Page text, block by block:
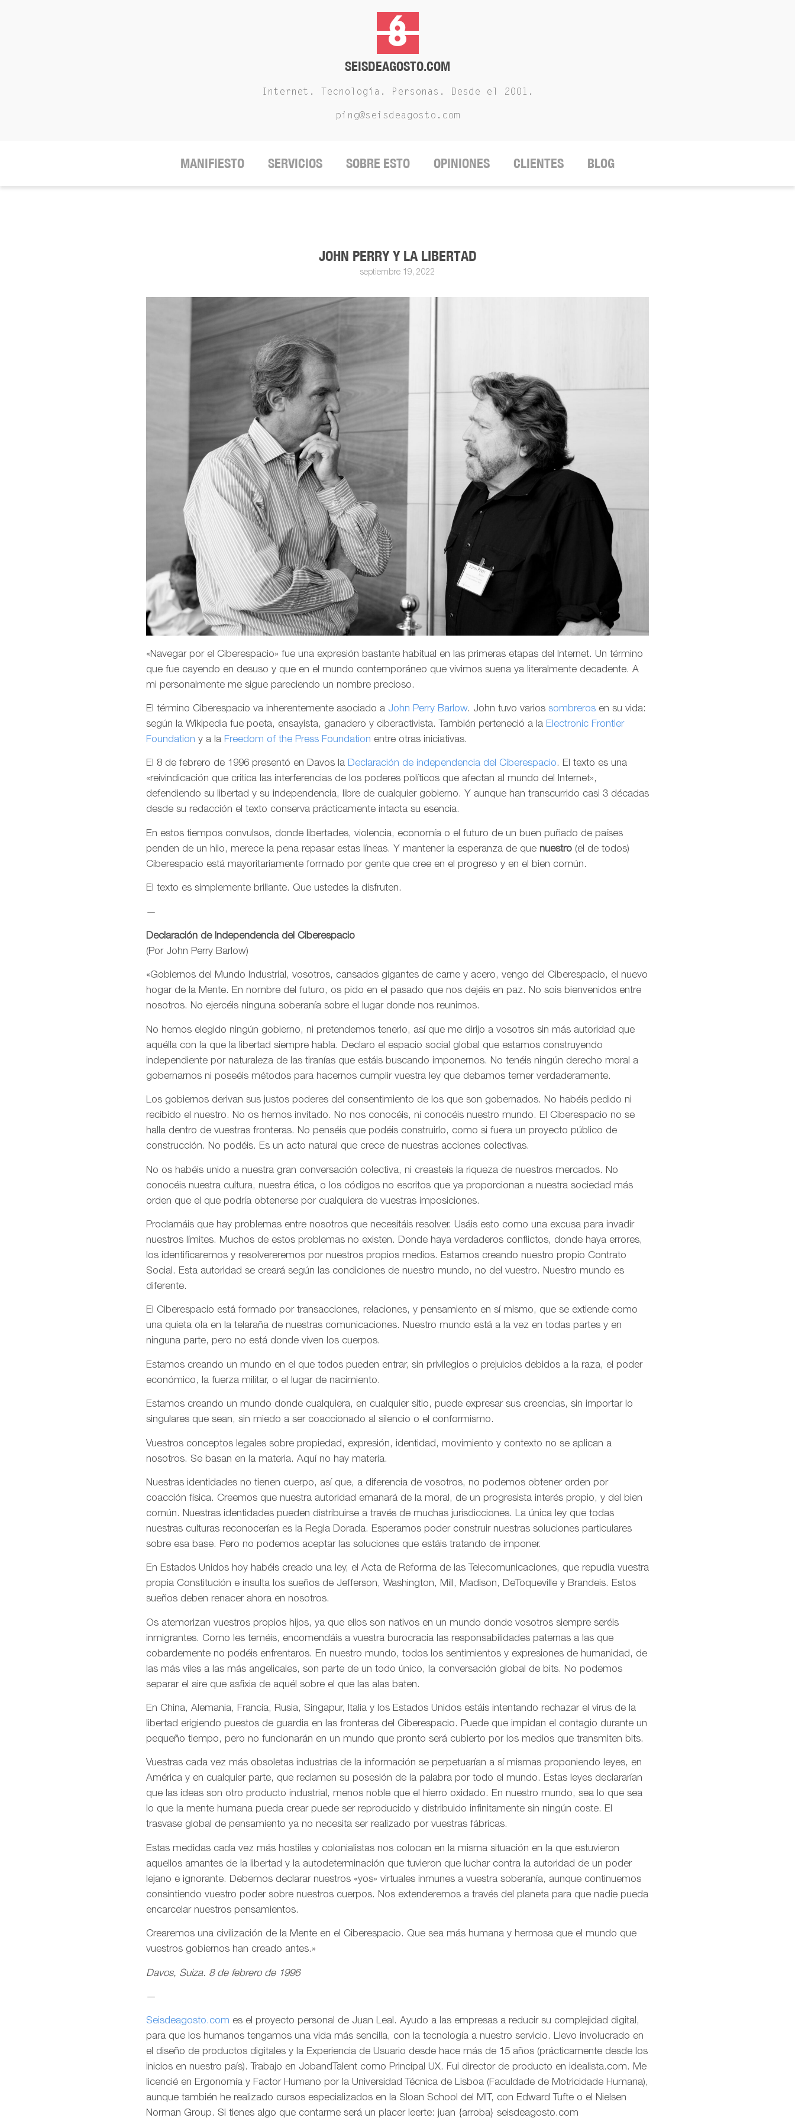
SEISDEAGOSTO.COM
Internet. Tecnología. Personas. Desde el 2001.
ping@seisdeagosto.com
MANIFIESTO SERVICIOS SOBRE ESTO OPINIONES CLIENTES BLOG
JOHN PERRY Y LA LIBERTAD
septiembre 19, 2022
«Navegar por el Ciberespacio» fue una expresión bastante habitual en las primeras etapas del Internet. Un término
que fue cayendo en desuso y que en el mundo contemporáneo que vivimos suena ya literalmente decadente. A
mi personalmente me sigue pareciendo un nombre precioso.
El término Ciberespacio va inherentemente asociado a John Perry Barlow. John tuvo varios sombreros en su vida:
según la Wikipedia fue poeta, ensayista, ganadero y ciberactivista. También perteneció a la Electronic Frontier
Foundation y a la Freedom of the Press Foundation entre otras iniciativas.
El 8 de febrero de 1996 presentó en Davos la Declaración de independencia del Ciberespacio. El texto es una
«reivindicación que critica las interferencias de los poderes políticos que afectan al mundo del Internet»,
defendiendo su libertad y su independencia, libre de cualquier gobierno. Y aunque han transcurrido casi 3 décadas
desde su redacción el texto conserva prácticamente intacta su esencia.
En estos tiempos convulsos, donde libertades, violencia, economía o el futuro de un buen puñado de países
penden de un hilo, merece la pena repasar estas líneas. Y mantener la esperanza de que nuestro (el de todos)
Ciberespacio está mayoritariamente formado por gente que cree en el progreso y en el bien común.
El texto es simplemente brillante. Que ustedes la disfruten.
—
Declaración de Independencia del Ciberespacio
(Por John Perry Barlow)
«Gobiernos del Mundo Industrial, vosotros, cansados gigantes de carne y acero, vengo del Ciberespacio, el nuevo
hogar de la Mente. En nombre del futuro, os pido en el pasado que nos dejéis en paz. No sois bienvenidos entre
nosotros. No ejercéis ninguna soberanía sobre el lugar donde nos reunimos.
No hemos elegido ningún gobierno, ni pretendemos tenerlo, así que me dirijo a vosotros sin más autoridad que
aquélla con la que la libertad siempre habla. Declaro el espacio social global que estamos construyendo
independiente por naturaleza de las tiranías que estáis buscando imponernos. No tenéis ningún derecho moral a
gobernarnos ni poseéis métodos para hacernos cumplir vuestra ley que debamos temer verdaderamente.
Los gobiernos derivan sus justos poderes del consentimiento de los que son gobernados. No habéis pedido ni
recibido el nuestro. No os hemos invitado. No nos conocéis, ni conocéis nuestro mundo. El Ciberespacio no se
halla dentro de vuestras fronteras. No penséis que podéis construirlo, como si fuera un proyecto público de
construcción. No podéis. Es un acto natural que crece de nuestras acciones colectivas.
No os habéis unido a nuestra gran conversación colectiva, ni creasteis la riqueza de nuestros mercados. No
conocéis nuestra cultura, nuestra ética, o los códigos no escritos que ya proporcionan a nuestra sociedad más
orden que el que podría obtenerse por cualquiera de vuestras imposiciones.
Proclamáis que hay problemas entre nosotros que necesitáis resolver. Usáis esto como una excusa para invadir
nuestros límites. Muchos de estos problemas no existen. Donde haya verdaderos conflictos, donde haya errores,
los identificaremos y resolvereremos por nuestros propios medios. Estamos creando nuestro propio Contrato
Social. Esta autoridad se creará según las condiciones de nuestro mundo, no del vuestro. Nuestro mundo es
diferente.
El Ciberespacio está formado por transacciones, relaciones, y pensamiento en sí mismo, que se extiende como
una quieta ola en la telaraña de nuestras comunicaciones. Nuestro mundo está a la vez en todas partes y en
ninguna parte, pero no está donde viven los cuerpos.
Estamos creando un mundo en el que todos pueden entrar, sin privilegios o prejuicios debidos a la raza, el poder
económico, la fuerza militar, o el lugar de nacimiento.
Estamos creando un mundo donde cualquiera, en cualquier sitio, puede expresar sus creencias, sin importar lo
singulares que sean, sin miedo a ser coaccionado al silencio o el conformismo.
Vuestros conceptos legales sobre propiedad, expresión, identidad, movimiento y contexto no se aplican a
nosotros. Se basan en la materia. Aquí no hay materia.
Nuestras identidades no tienen cuerpo, así que, a diferencia de vosotros, no podemos obtener orden por
coacción física. Creemos que nuestra autoridad emanará de la moral, de un progresista interés propio, y del bien
común. Nuestras identidades pueden distribuirse a través de muchas jurisdicciones. La única ley que todas
nuestras culturas reconocerían es la Regla Dorada. Esperamos poder construir nuestras soluciones particulares
sobre esa base. Pero no podemos aceptar las soluciones que estáis tratando de imponer.
En Estados Unidos hoy habéis creado una ley, el Acta de Reforma de las Telecomunicaciones, que repudia vuestra
propia Constitución e insulta los sueños de Jefferson, Washington, Mill, Madison, DeToqueville y Brandeis. Estos
sueños deben renacer ahora en nosotros.
Os atemorizan vuestros propios hijos, ya que ellos son nativos en un mundo donde vosotros siempre seréis
inmigrantes. Como les teméis, encomendáis a vuestra burocracia las responsabilidades paternas a las que
cobardemente no podéis enfrentaros. En nuestro mundo, todos los sentimientos y expresiones de humanidad, de
las más viles a las más angelicales, son parte de un todo único, la conversación global de bits. No podemos
separar el aire que asfixia de aquél sobre el que las alas baten.
En China, Alemania, Francia, Rusia, Singapur, Italia y los Estados Unidos estáis intentando rechazar el virus de la
libertad erigiendo puestos de guardia en las fronteras del Ciberespacio. Puede que impidan el contagio durante un
pequeño tiempo, pero no funcionarán en un mundo que pronto será cubierto por los medios que transmiten bits.
Vuestras cada vez más obsoletas industrias de la información se perpetuarían a sí mismas proponiendo leyes, en
América y en cualquier parte, que reclamen su posesión de la palabra por todo el mundo. Estas leyes declararían
que las ideas son otro producto industrial, menos noble que el hierro oxidado. En nuestro mundo, sea lo que sea
lo que la mente humana pueda crear puede ser reproducido y distribuido infinitamente sin ningún coste. El
trasvase global de pensamiento ya no necesita ser realizado por vuestras fábricas.
Estas medidas cada vez más hostiles y colonialistas nos colocan en la misma situación en la que estuvieron
aquellos amantes de la libertad y la autodeterminación que tuvieron que luchar contra la autoridad de un poder
lejano e ignorante. Debemos declarar nuestros «yos» virtuales inmunes a vuestra soberanía, aunque continuemos
consintiendo vuestro poder sobre nuestros cuerpos. Nos extenderemos a través del planeta para que nadie pueda
encarcelar nuestros pensamientos.
Crearemos una civilización de la Mente en el Ciberespacio. Que sea más humana y hermosa que el mundo que
vuestros gobiernos han creado antes.»
Davos, Suiza. 8 de febrero de 1996
—
Seisdeagosto.com es el proyecto personal de Juan Leal. Ayudo a las empresas a reducir su complejidad digital,
para que los humanos tengamos una vida más sencilla, con la tecnología a nuestro servicio. Llevo involucrado en
el diseño de productos digitales y la Experiencia de Usuario desde hace más de 15 años (prácticamente desde los
inicios en nuestro país). Trabajo en JobandTalent como Principal UX. Fui director de producto en idealista.com. Me
licencié en Ergonomía y Factor Humano por la Universidad Técnica de Lisboa (Faculdade de Motricidade Humana),
aunque también he realizado cursos especializados en la Sloan School del MIT, con Edward Tufte o el Nielsen
Norman Group. Si tienes algo que contarme será un placer leerte: juan {arroba} seisdeagosto.com